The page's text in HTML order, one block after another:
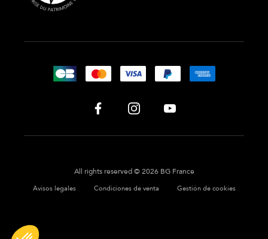
All rights reserved © 2026 BG France
Avisos legales Condiciones de venta Gestión de cookies